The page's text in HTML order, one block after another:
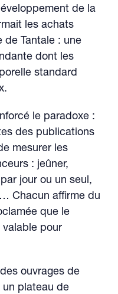
de la
les achats
de Tantale : une
dont les
standard
le paradoxe :
des publications
mesurer les
: jeûner,
jour ou un seul,
Chacun affirme du
que le
valable pour
ouvrages de
un plateau de